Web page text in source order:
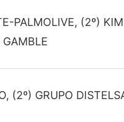
PALMOLIVE, (2º)
GAMBLE
(2º) GRUPO